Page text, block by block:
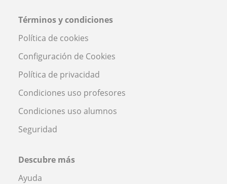
Términos y condiciones
Política de cookies
Configuración de Cookies
Política de privacidad
Condiciones uso profesores
Condiciones uso alumnos
Seguridad
Descubre más
Ayuda